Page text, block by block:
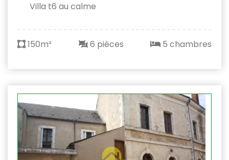
Villa t6 au calme
150m² 6 pièces 5 chambres